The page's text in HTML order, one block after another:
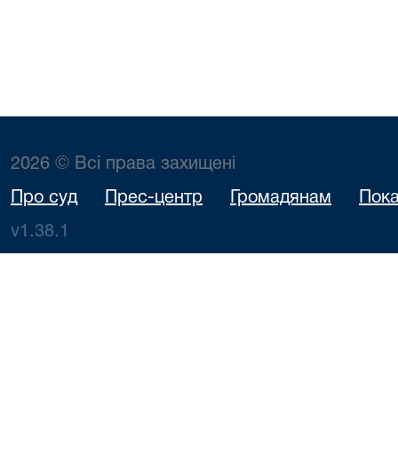
2026 © Всі права захищені
Про суд Прес-центр Громадянам
v1.38.1